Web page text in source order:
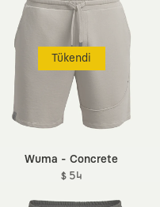
Tükendi
Wuma - Concrete
$ 54